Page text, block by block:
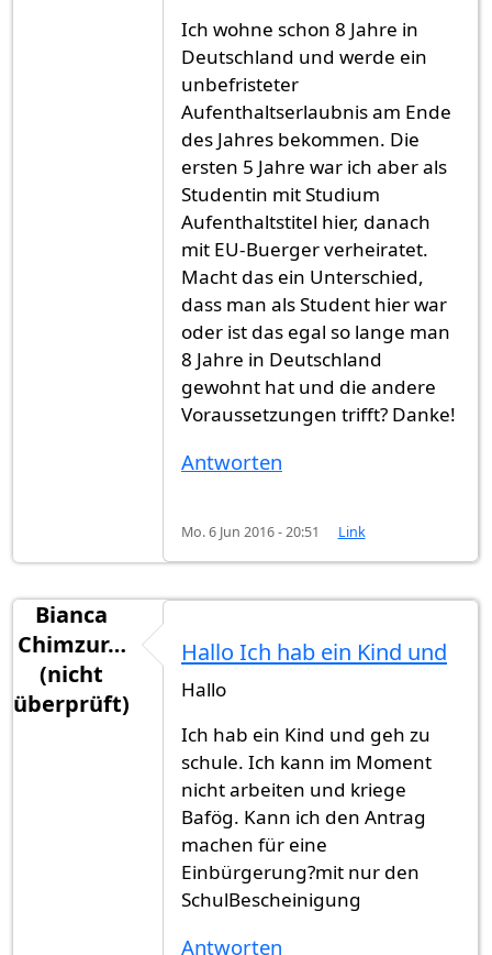
Ich wohne schon 8 Jahre in
Deutschland und werde ein
unbefristeter
Aufenthaltserlaubnis am Ende
des Jahres bekommen. Die
ersten 5 Jahre war ich aber als
Studentin mit Studium
Aufenthaltstitel hier, danach
mit EU-Buerger verheiratet.
Macht das ein Unterschied,
dass man als Student hier war
oder ist das egal so lange man
8 Jahre in Deutschland
gewohnt hat und die andere
Voraussetzungen trifft? Danke!
Antworten
Mo. 6 Jun 2016 - 20:51 Link
Bianca
Chimzur…
(nicht
überprüft)
Hallo Ich hab ein Kind und
Hallo
Ich hab ein Kind und geh zu
schule. Ich kann im Moment
nicht arbeiten und kriege
Bafög. Kann ich den Antrag
machen für eine
Einbürgerung?mit nur den
SchulBescheinigung
Antworten